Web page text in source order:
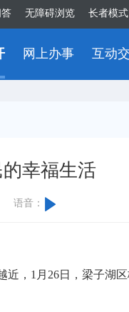
无障碍浏览 长者模式
网上办事 互动
的幸福生活
语音：
1月26日，梁子湖区